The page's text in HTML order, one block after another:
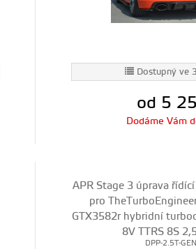
Dostupný ve
od 5
Dodáme Vám
APR Stage 3 úprava
pro
GTX3582r hybridní
8V TTRS 8S
DPP-2.5T-